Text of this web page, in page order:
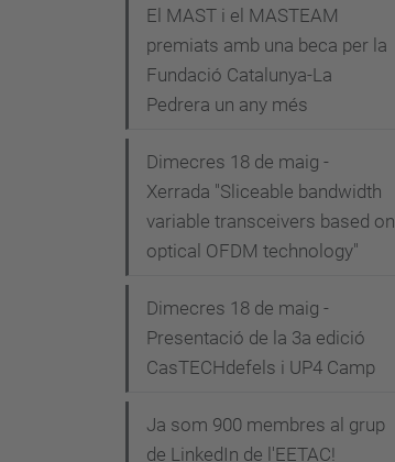
El MAST i el MASTEAM
premiats amb una beca per la
Fundació Catalunya-La
Pedrera un any més
Dimecres 18 de maig -
Xerrada "Sliceable bandwidth
variable transceivers based on
optical OFDM technology"
Dimecres 18 de maig -
Presentació de la 3a edició
CasTECHdefels i UP4 Camp
Ja som 900 membres al grup
de LinkedIn de l'EETAC!